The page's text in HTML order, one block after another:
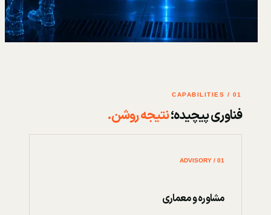
01 / CAPABILITIES
فناوری پیچیده؛نتیجه روشن.
01 / ADVISORY
مشاوره و معماری